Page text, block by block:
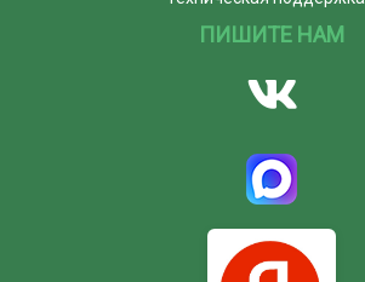
ПИШИТЕ НАМ